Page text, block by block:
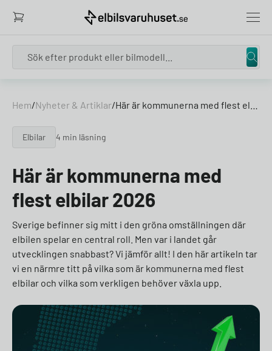
Hem/Nyheter & Artiklar/
Elbilar 4 min läsning
Här är kommunerna med
flest elbilar 2026
Sverige befinner sig mitt i den gröna omställningen där
elbilen spelar en central roll. Men var i landet går
utvecklingen snabbast? Vi jämför allt! I den här artikeln tar
vi en närmre titt på vilka som är kommunerna med flest
elbilar och vilka som verkligen behöver växla upp.